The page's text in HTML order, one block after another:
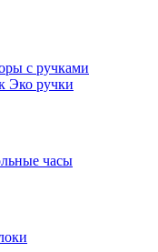
с ручками
Эко ручки
часы